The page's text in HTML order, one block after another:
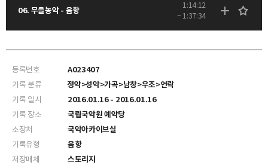
06. 무을농악 - 음향
1:14:12
~ 1:37:34
등록번호
A023407
기록 분류
정악>성악>가곡>남창>우조>언락
기록 일시
2016.01.16 - 2016.01.16
기록 장소
국립국악원 예악당
소장처
국악아카이브실
기록유형
음향
저장매체
스토리지